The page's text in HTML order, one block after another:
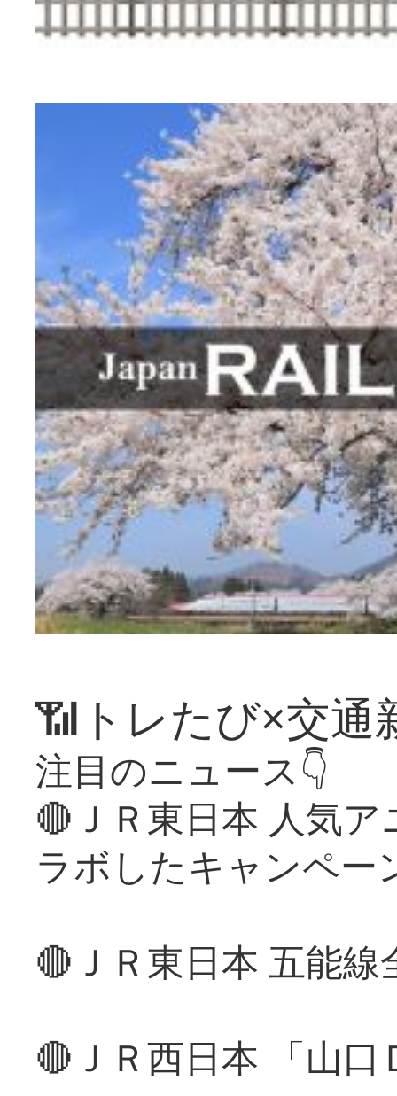
📶トレたび×交通
注目のニュース👇
🔴ＪＲ東日本 人気
ラボしたキャンペー
🔴ＪＲ東日本 五能
🔴ＪＲ西日本 「山